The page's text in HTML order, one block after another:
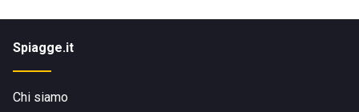
Spiagge.it
Chi siamo